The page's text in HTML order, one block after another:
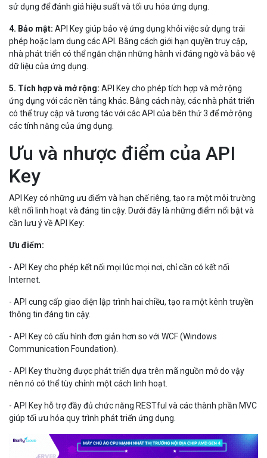
sử dụng để đánh giá hiệu suất và tối ưu hóa ứng dụng.
4. Bảo mật: API Key giúp bảo vệ ứng dụng khỏi việc sử dụng trái
phép hoặc lạm dụng các API. Bằng cách giới hạn quyền truy cập,
nhà phát triển có thể ngăn chặn những hành vi đáng ngờ và bảo vệ
dữ liệu của ứng dụng.
5. Tích hợp và mở rộng: API Key cho phép tích hợp và mở rộng
ứng dụng với các nền tảng khác. Bằng cách này, các nhà phát triển
có thể truy cập và tương tác với các API của bên thứ 3 để mở rộng
các tính năng của ứng dụng.
Ưu và nhược điểm của API
Key
API Key có những ưu điểm và hạn chế riêng, tạo ra một môi trường
kết nối linh hoạt và đáng tin cậy. Dưới đây là những điểm nổi bật và
cần lưu ý về API Key:
Ưu điểm:
- API Key cho phép kết nối mọi lúc mọi nơi, chỉ cần có kết nối
Internet.
- API cung cấp giao diện lập trình hai chiều, tạo ra một kênh truyền
thông tin đáng tin cậy.
- API Key có cấu hình đơn giản hơn so với WCF (Windows
Communication Foundation).
- API Key thường được phát triển dựa trên mã nguồn mở do vậy
nên nó có thể tùy chỉnh một cách linh hoạt.
- API Key hỗ trợ đầy đủ chức năng RESTful và các thành phần MVC
giúp tối ưu hóa quy trình phát triển ứng dụng.